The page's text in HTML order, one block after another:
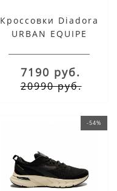
Кроссовки Diadora
URBAN EQUIPE
7190 руб.
20990 руб.
-54%